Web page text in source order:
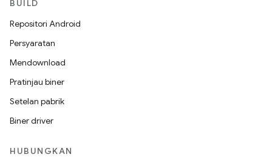
BUILD
Repositori Android
Persyaratan
Mendownload
Pratinjau biner
Setelan pabrik
Biner driver
HUBUNGKAN